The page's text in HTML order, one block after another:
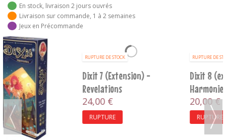
En stock, livraison 2 jours ouvrés
Livraison sur commande, 1 à 2 semaines
Jeux en Précommande
RUPTURE DE STOCK
Dixit 7 (Extension) -
Revelations
24,00 €
RUPTURE
RUPTURE DE STOCK
Dixit 8 (extension) -
Harmonies